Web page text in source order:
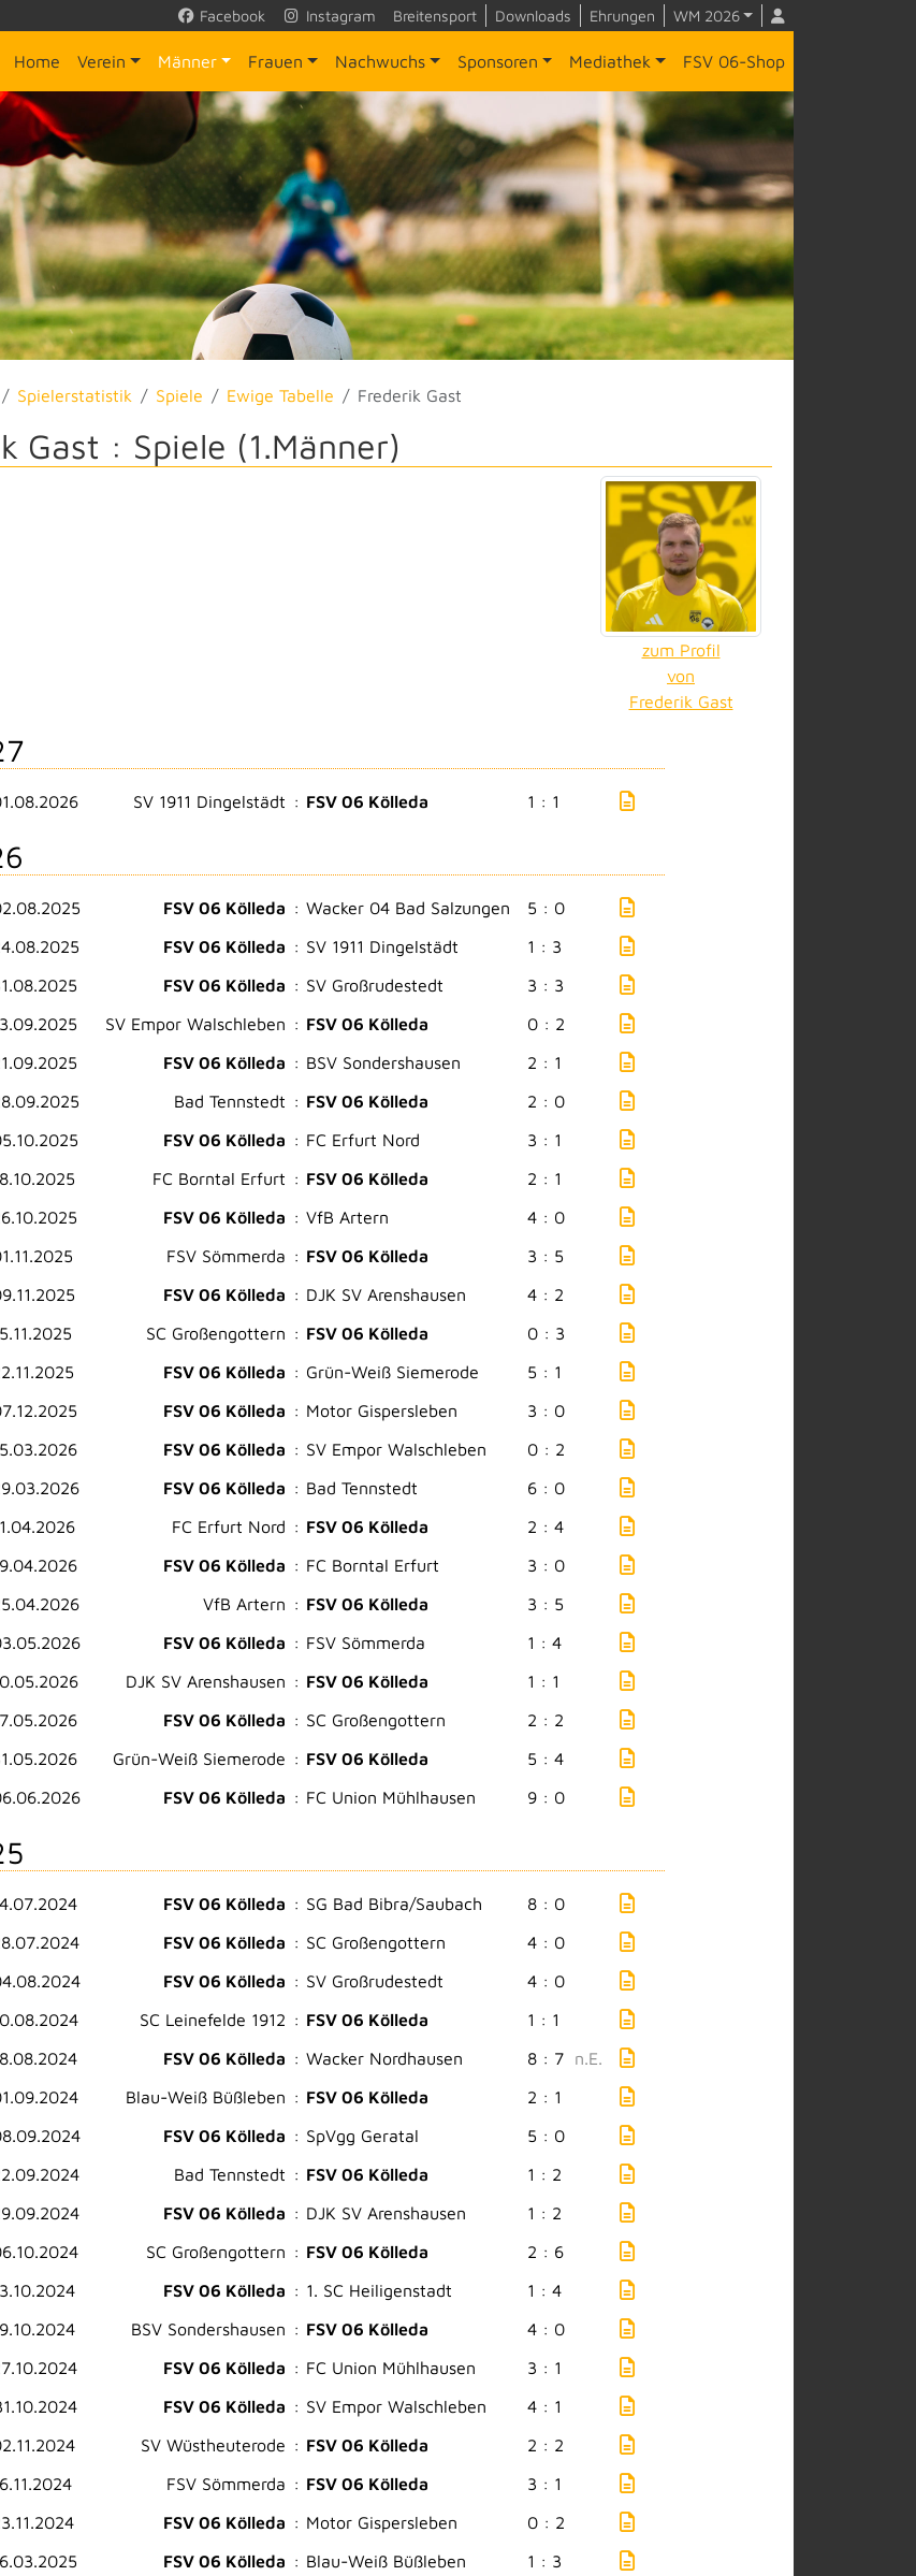
Facebook Instagram Breitensport Downloads Ehrungen WM 2026
Home Verein Männer Frauen Nachwuchs Sponsoren Mediathek FSV 06-Shop
Spielerstatistik Spiele Ewige Tabelle Frederik Gast
Gast : Spiele (1.Männer)
zum Profil
von
Frederik Gast
SV 1911 Dingelstädt : FSV 06 Kölleda 1 : 1
FSV 06 Kölleda : Wacker 04 Bad Salzungen
5 : 0
FSV 06 Kölleda : SV 1911 Dingelstädt
1 : 3
FSV 06 Kölleda : SV Großrudestedt
3 : 3
SV Empor Walschleben : FSV 06 Kölleda
0 : 2
FSV 06 Kölleda : BSV Sondershausen
2 : 1
Bad Tennstedt : FSV 06 Kölleda
2 : 0
FSV 06 Kölleda : FC Erfurt Nord
3 : 1
FC Borntal Erfurt : FSV 06 Kölleda
2 : 1
FSV 06 Kölleda : VfB Artern
4 : 0
FSV Sömmerda : FSV 06 Kölleda
3 : 5
FSV 06 Kölleda : DJK SV Arenshausen
4 : 2
SC Großengottern : FSV 06 Kölleda
0 : 3
FSV 06 Kölleda : Grün-Weiß Siemerode
5 : 1
FSV 06 Kölleda : Motor Gispersleben
3 : 0
FSV 06 Kölleda : SV Empor Walschleben
0 : 2
FSV 06 Kölleda : Bad Tennstedt
6 : 0
FC Erfurt Nord : FSV 06 Kölleda
2 : 4
FSV 06 Kölleda : FC Borntal Erfurt
3 : 0
VfB Artern : FSV 06 Kölleda
3 : 5
FSV 06 Kölleda : FSV Sömmerda
1 : 4
DJK SV Arenshausen : FSV 06 Kölleda
1 : 1
FSV 06 Kölleda : SC Großengottern
2 : 2
Grün-Weiß Siemerode : FSV 06 Kölleda
5 : 4
FSV 06 Kölleda : FC Union Mühlhausen 9 : 0
FSV 06 Kölleda : SG Bad Bibra/Saubach
8 : 0
FSV 06 Kölleda : SC Großengottern
4 : 0
FSV 06 Kölleda : SV Großrudestedt
4 : 0
SC Leinefelde 1912 : FSV 06 Kölleda
1 : 1
FSV 06 Kölleda : Wacker Nordhausen 8 : 7 n.E.
Blau-Weiß Büßleben : FSV 06 Kölleda
2 : 1
FSV 06 Kölleda : SpVgg Geratal
5 : 0
Bad Tennstedt : FSV 06 Kölleda
1 : 2
FSV 06 Kölleda : DJK SV Arenshausen
1 : 2
SC Großengottern : FSV 06 Kölleda
2 : 6
FSV 06 Kölleda : 1. SC Heiligenstadt
1 : 4
BSV Sondershausen : FSV 06 Kölleda
4 : 0
FSV 06 Kölleda : FC Union Mühlhausen
3 : 1
FSV 06 Kölleda : SV Empor Walschleben
4 : 1
SV Wüstheuterode : FSV 06 Kölleda
2 : 2
FSV Sömmerda : FSV 06 Kölleda
3 : 1
FSV 06 Kölleda : Motor Gispersleben
0 : 2
FSV 06 Kölleda : Blau-Weiß Büßleben
1 : 3